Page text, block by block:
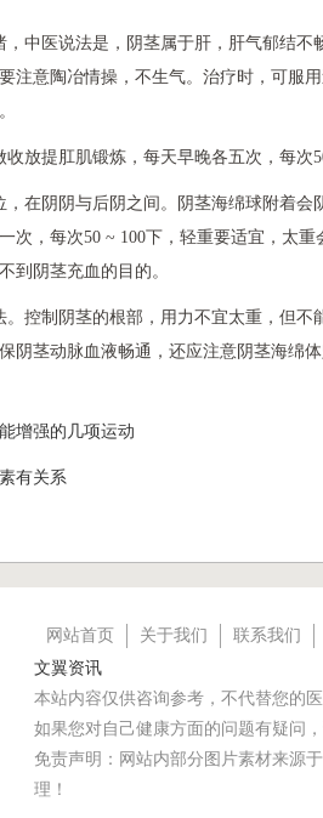
，中医说法是，阴茎属于肝，肝气郁结不
注意陶冶情操，不生气。治疗时，可服
放提肛肌锻炼，每天早晚各五次，每次
，在阴阴与后阴之间。阴茎海绵球附着会
次，每次50 ~ 100下，轻重要适宜，太重
到阴茎充血的目的。
控制阴茎的根部，用力不宜太重，但不
阴茎动脉血液畅通，还应注意阴茎海绵
增强的几项运动
有关系
网站首页 关于我们 联系我们
文翼资讯
本站内容仅供咨询参考，不代替您的
如果您对自己健康方面的问题有疑问
免责声明：网站内部分图片素材来源
理！